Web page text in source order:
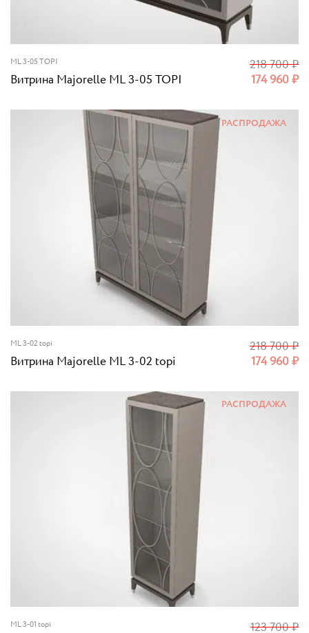
ML 3-05 TOPI
Витрина Majorelle ML 3-05 TOPI 174 960₽
218 700₽
ML 3-02 topi
Витрина Majorelle ML 3-02 topi 174 960₽
218 700₽
РАСПРОДАЖА
ML 3-01 topi 123 700₽
РАСПРОДАЖА